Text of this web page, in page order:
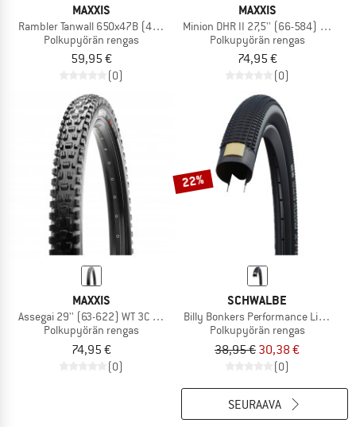
MAXXIS
Rambler Tanwall 650x47B (47-584) Dual EXO TR
Polkupyörän rengas
59,95 €
(0)
MAXXIS
Minion DHR II 27,5'' (66-584) 3C
Polkupyörän rengas
74,95 €
(0)
MAXXIS
Assegai 29'' (63-622) WT 3C MaxxTerra EXO TR
Polkupyörän rengas
74,95 €
(0)
22%
SCHWALBE
Billy Bonkers Performance Line 26''
Polkupyörän rengas
38,95 € 30,38 €
(0)
SEURAAVA